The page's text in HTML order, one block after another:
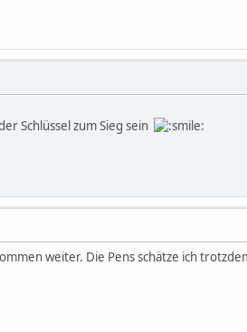
Schlüssel zum Sieg sein
weiter. Die Pens schätze ich